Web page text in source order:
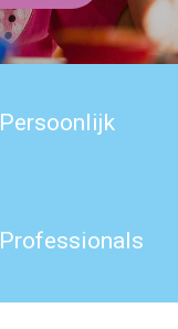
Persoonlijk
Professionals